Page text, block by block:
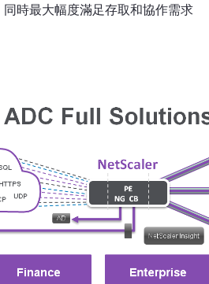
時最大幅度滿足存取和協作需求